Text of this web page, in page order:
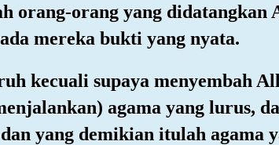
orang-orang yang didatangkan
mereka bukti yang nyata.
kecuali supaya menyembah
agama yang lurus,
yang demikian itulah agama